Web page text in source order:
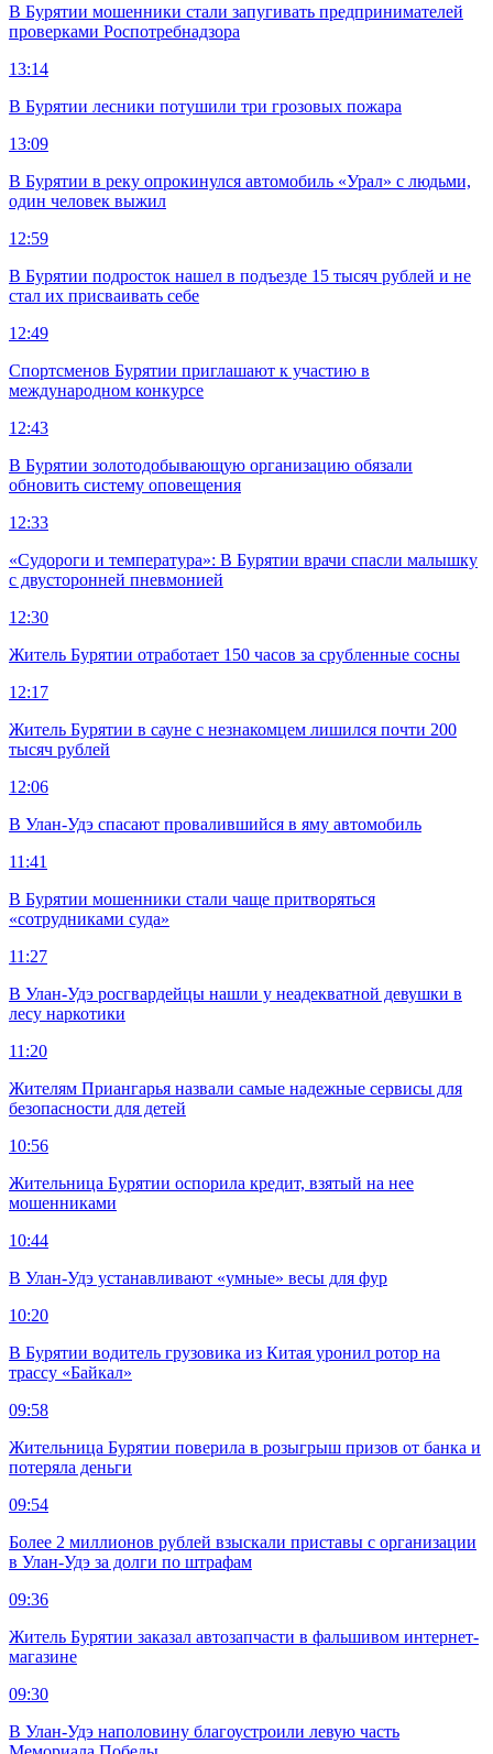
В Бурятии мошенники стали запугивать предпринимателей
проверками Роспотребнадзора
13:14
В Бурятии лесники потушили три грозовых пожара
13:09
В Бурятии в реку опрокинулся автомобиль «Урал» с людьми,
один человек выжил
12:59
В Бурятии подросток нашел в подъезде 15 тысяч рублей и не
стал их присваивать себе
12:49
Спортсменов Бурятии приглашают к участию в
международном конкурсе
12:43
В Бурятии золотодобывающую организацию обязали
обновить систему оповещения
12:33
«Судороги и температура»: В Бурятии врачи спасли малышку
с двусторонней пневмонией
12:30
Житель Бурятии отработает 150 часов за срубленные сосны
12:17
Житель Бурятии в сауне с незнакомцем лишился почти 200
тысяч рублей
12:06
В Улан-Удэ спасают провалившийся в яму автомобиль
11:41
В Бурятии мошенники стали чаще притворяться
«сотрудниками суда»
11:27
В Улан-Удэ росгвардейцы нашли у неадекватной девушки в
лесу наркотики
11:20
Жителям Приангарья назвали самые надежные сервисы для
безопасности для детей
10:56
Жительница Бурятии оспорила кредит, взятый на нее
мошенниками
10:44
В Улан-Удэ устанавливают «умные» весы для фур
10:20
В Бурятии водитель грузовика из Китая уронил ротор на
трассу «Байкал»
09:58
Жительница Бурятии поверила в розыгрыш призов от банка и
потеряла деньги
09:54
Более 2 миллионов рублей взыскали приставы с организации
в Улан-Удэ за долги по штрафам
09:36
Житель Бурятии заказал автозапчасти в фальшивом интернет-
магазине
09:30
В Улан-Удэ наполовину благоустроили левую часть